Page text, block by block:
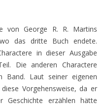
von George R. R. Martins
das dritte Buch endete.
in dieser Ausgabe
Die anderen Charactere
Band. Laut seiner eigenen
Vorgehensweise, da er
erzählen hätte